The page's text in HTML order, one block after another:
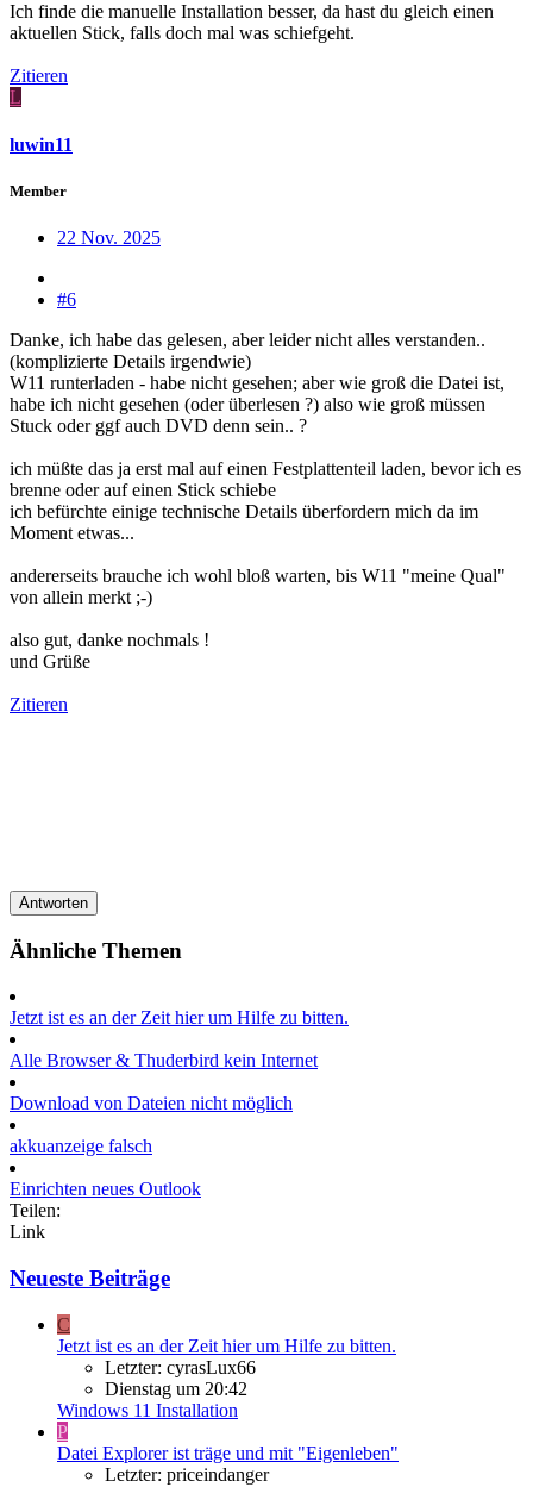
Ich finde die manuelle Installation besser, da hast du gleich einen
aktuellen Stick, falls doch mal was schiefgeht.
Zitieren
L
luwin11
Member
22 Nov. 2025
#6
Danke, ich habe das gelesen, aber leider nicht alles verstanden..
(komplizierte Details irgendwie)
W11 runterladen - habe nicht gesehen; aber wie groß die Datei ist,
habe ich nicht gesehen (oder überlesen ?) also wie groß müssen
Stuck oder ggf auch DVD denn sein.. ?
ich müßte das ja erst mal auf einen Festplattenteil laden, bevor ich es
brenne oder auf einen Stick schiebe
ich befürchte einige technische Details überfordern mich da im
Moment etwas...
andererseits brauche ich wohl bloß warten, bis W11 "meine Qual"
von allein merkt ;-)
also gut, danke nochmals !
und Grüße
Zitieren
Antworten
Ähnliche Themen
Jetzt ist es an der Zeit hier um Hilfe zu bitten.
Alle Browser & Thuderbird kein Internet
Download von Dateien nicht möglich
akkuanzeige falsch
Einrichten neues Outlook
Teilen:
Link
Neueste Beiträge
C
Jetzt ist es an der Zeit hier um Hilfe zu bitten.
Letzter: cyrasLux66
Dienstag um 20:42
Windows 11 Installation
P
Datei Explorer ist träge und mit "Eigenleben"
Letzter: priceindanger